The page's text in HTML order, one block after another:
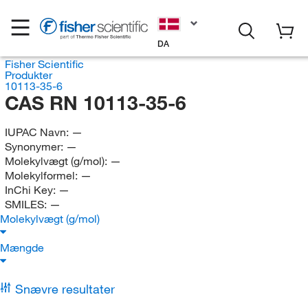
DA
Fisher Scientific
Produkter
10113-35-6
CAS RN 10113-35-6
IUPAC Navn: —
Synonymer: —
Molekylvægt (g/mol): —
Molekylformel: —
InChi Key: —
SMILES: —
Molekylvægt (g/mol)
Mængde
Snævre resultater